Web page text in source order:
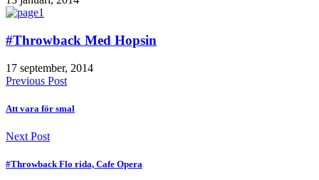
#Throwback Med Hopsin
17 september, 2014
Previous Post
Att vara för smal
Next Post
#Throwback Flo rida, Cafe Opera